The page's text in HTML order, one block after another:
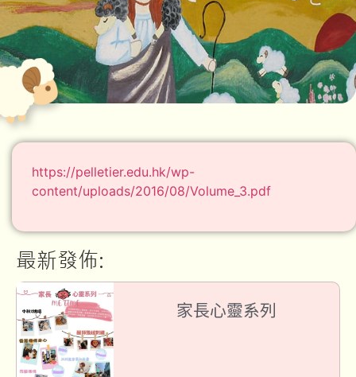
最新發佈:
家長心靈系列
https://pelletier.edu.hk/wp-
content/uploads/2016/08/Volume_3.pdf